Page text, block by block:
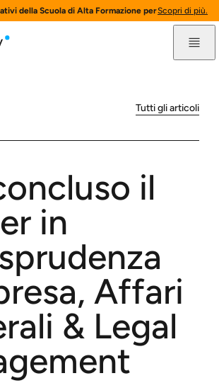
della Scuola di Alta Formazione per l'innovazione
Scopri di più.
Tutti gli articoli
il
in
Affari
& Legal